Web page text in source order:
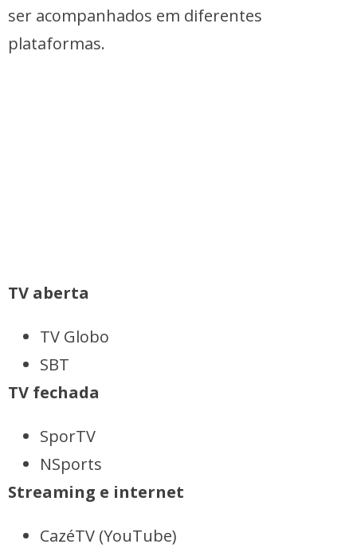
ser acompanhados em diferentes
plataformas.
TV aberta
TV Globo
SBT
TV fechada
SporTV
NSports
Streaming e internet
CazéTV (YouTube)